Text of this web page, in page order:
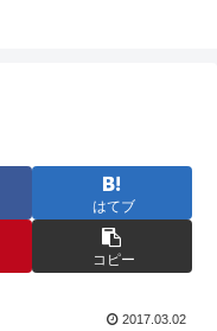
はてブ
コピー
2017.03.02